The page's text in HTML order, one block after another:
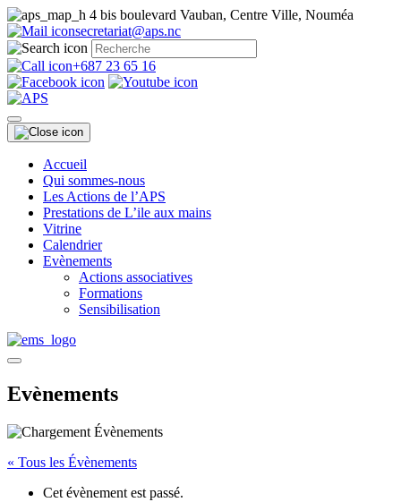
4 bis boulevard Vauban, Centre Ville, Nouméa
secretariat@aps.nc
+687 23 65 16
Accueil
Qui sommes-nous
Les Actions de l’APS
Prestations de L’ile aux mains
Vitrine
Calendrier
Evènements
Actions associatives
Formations
Sensibilisation
Evènements
« Tous les Évènements
Cet évènement est passé.